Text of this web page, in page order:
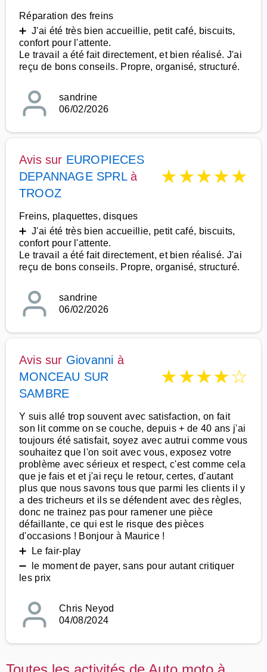
Réparation des freins
➕ J'ai été très bien accueillie, petit café, biscuits,
confort pour l'attente.
Le travail a été fait directement, et bien réalisé. J'ai
reçu de bons conseils. Propre, organisé, structuré.
sandrine
06/02/2026
Avis sur EUROPIECES
DEPANNAGE SPRLà
TROOZ
★★★★★
Freins, plaquettes, disques
➕ J'ai été très bien accueillie, petit café, biscuits,
confort pour l'attente.
Le travail a été fait directement, et bien réalisé. J'ai
reçu de bons conseils. Propre, organisé, structuré.
sandrine
06/02/2026
Avis sur Giovanni à
MONCEAU SUR
SAMBRE
★★★★☆
Y suis allé trop souvent avec satisfaction, on fait
son lit comme on se couche, depuis + de 40 ans j'ai
toujours été satisfait, soyez avec autrui comme vous
souhaitez que l'on soit avec vous, exposez votre
problème avec sérieux et respect, c'est comme cela
que je fais et et j'ai reçu le retour, certes, d'autant
plus que nous savons tous que parmi les clients il y
a des tricheurs et ils se défendent avec des règles,
donc ne trainez pas pour ramener une pièce
défaillante, ce qui est le risque des pièces
d'occasions ! Bonjour à Maurice !
➕ Le fair-play
➖ le moment de payer, sans pour autant critiquer
les prix
Chris Neyod
04/08/2024